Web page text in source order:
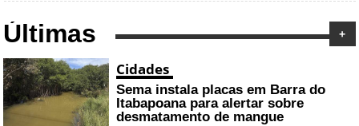
Últimas +
Cidades
Sema instala placas em Barra do
Itabapoana para alertar sobre
desmatamento de mangue